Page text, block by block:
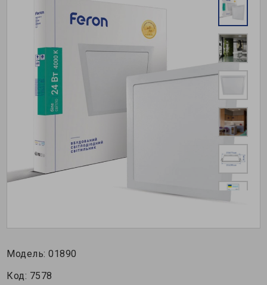
Модель:01890
Код: 7578